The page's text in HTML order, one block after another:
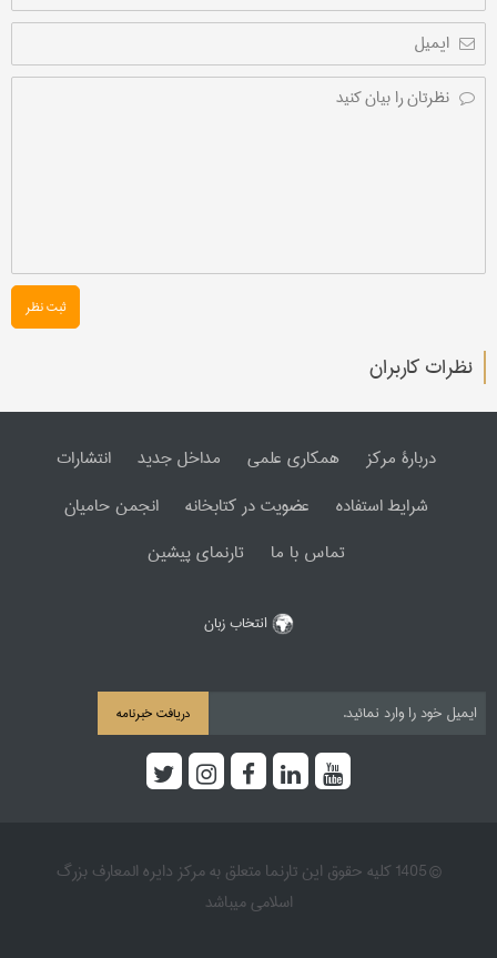
ثبت نظر
نظرات کاربران
دربارۀ مرکز همکاری علمی مداخل جدید
انتشارات
شرایط استفاده
عضویت در کتابخانه
انجمن حامیان
تماس با ما
تارنمای پیشین
انتخاب زبان
دریافت خبرنامه
© 1405 کلیه حقوق این تارنما متعلق به مرکز دایره المعارف بزرگ
اسلامی میباشد